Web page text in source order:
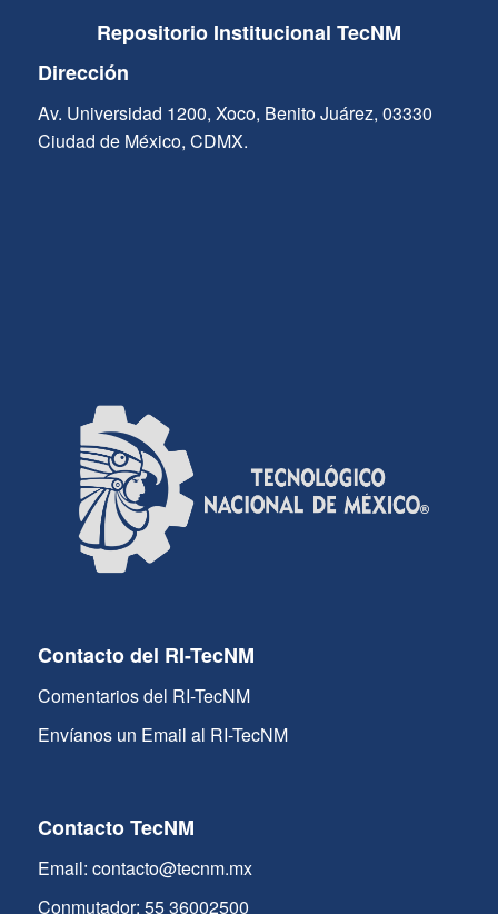
Repositorio Institucional TecNM
Dirección
Av. Universidad 1200, Xoco, Benito Juárez, 03330
Ciudad de México, CDMX.
Contacto del RI-TecNM
Comentarios del RI-TecNM
Envíanos un Email al RI-TecNM
Contacto TecNM
Email: contacto@tecnm.mx
Conmutador: 55 36002500